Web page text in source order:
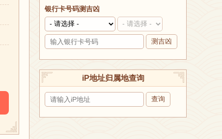
银行卡号码测吉凶
测吉凶
iP地址归属地查询
查询